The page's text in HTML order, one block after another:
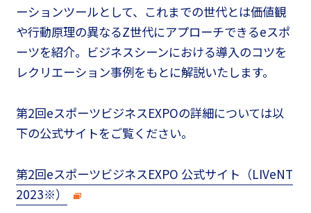
ーションツールとして、これまでの世代とは価値観
や行動原理の異なるZ世代にアプローチできるeスポ
ーツを紹介。ビジネスシーンにおける導入のコツを
レクリエーション事例をもとに解説いたします。
第2回eスポーツビジネスEXPOの詳細については以
下の公式サイトをご覧ください。
第2回eスポーツビジネスEXPO 公式サイト（LIVeNT
2023※）